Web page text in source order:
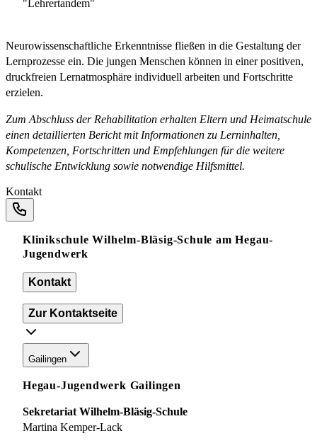
"Lehrertandem"
Neurowissenschaftliche Erkenntnisse fließen in die Gestaltung der
Lernprozesse ein. Die jungen Menschen können in einer positiven,
druckfreien Lernatmosphäre individuell arbeiten und Fortschritte
erzielen.
Zum Abschluss der Rehabilitation erhalten Eltern und Heimatschule
einen detaillierten Bericht mit Informationen zu Lerninhalten,
Kompetenzen, Fortschritten und Empfehlungen für die weitere
schulische Entwicklung sowie notwendige Hilfsmittel.
Kontakt
Klinikschule Wilhelm-Bläsig-Schule am Hegau-
Jugendwerk
Kontakt
Zur Kontaktseite
Gailingen
Hegau-Jugendwerk Gailingen
Sekretariat Wilhelm-Bläsig-Schule
Martina Kemper-Lack